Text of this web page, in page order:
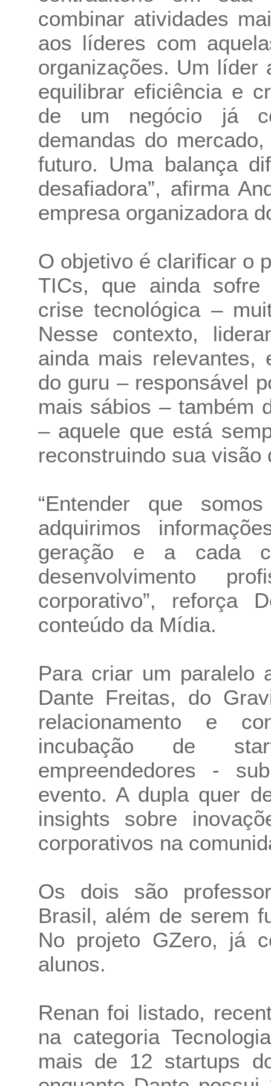
combinar atividades
aos líderes com
organizações. Um líder
equilibrar eficiência e
de um negócio já
demandas do
futuro. Uma balança
desafiadora”, afirma
empresa organizadora
O objetivo é clarificar o
TICs, que ainda sofre
crise tecnológica –
Nesse contexto,
ainda mais relevantes,
do guru – responsável
mais sábios – também
– aquele que está
reconstruindo sua visão
“Entender que
adquirimos
geração e a cada
desenvolvimento
corporativo”, reforça
conteúdo da Mídia.
Para criar um paralelo
Dante Freitas, do
relacionamento e
incubação de
empreendedores -
evento. A dupla quer
insights sobre
corporativos na
Os dois são
Brasil, além de serem
No projeto GZero, já
alunos.
Renan foi listado,
na categoria
mais de 12 startups